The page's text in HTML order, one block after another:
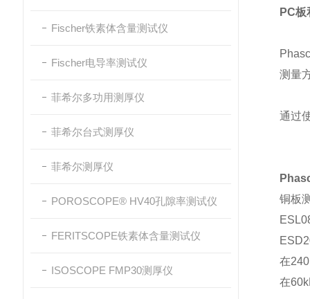
Fischer铁素体含量测试仪
Fischer电导率测试仪
菲希尔多功用测厚仪
菲希尔台式测厚仪
菲希尔测厚仪
POROSCOPE® HV40孔隙率测试仪
FERITSCOPE铁素体含量测试仪
ISOSCOPE FMP30测厚仪
PC
测量
通过
铜板
在
在